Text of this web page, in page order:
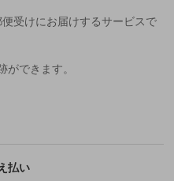
受けにお届けするサービスで
できます。
払い